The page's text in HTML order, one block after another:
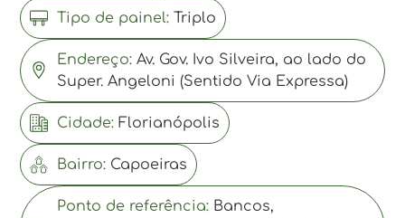
Tipo de painel: Triplo
Endereço: Av. Gov. Ivo Silveira, ao lado do
Super. Angeloni (Sentido Via Expressa)
Cidade: Florianópolis
Bairro: Capoeiras
Ponto de referência: Bancos,